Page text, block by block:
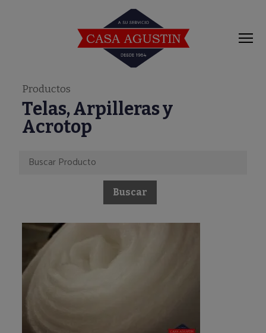
Productos
Telas, Arpilleras y
Acrotop
modal-check